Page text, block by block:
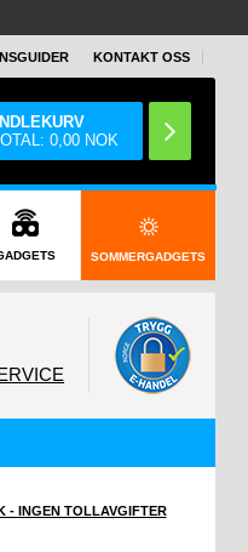
KONTAKT OSS
0,00 NOK
SOMMERGADGETS
- INGEN TOLLAVGIFTER